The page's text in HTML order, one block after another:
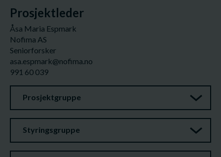
Prosjektleder
Åsa Maria Espmark
Nofima AS
Seniorforsker
asa.espmark@nofima.no
991 60 039
Prosjektgruppe
Styringsgruppe